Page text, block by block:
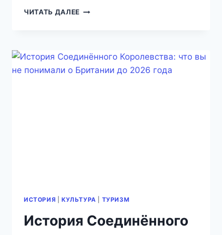
ЧИТАТЬ ДАЛЕЕ ВЕЛИКОБРИТАНИЯ
ВОЙНЕ:
ЧТО
МЫ
ИСТОРИЯ КУЛЬТУРА ТУРИЗМ
История Соединённого